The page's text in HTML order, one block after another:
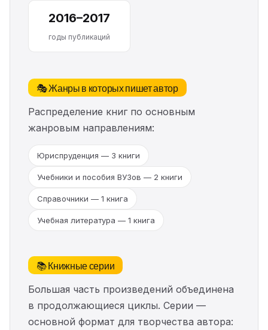
2016–2017
годы публикаций
🎭 Жанры в которых пишет автор
Распределение книг по основным
жанровым направлениям:
Юриспруденция — 3 книги
Учебники и пособия ВУЗов — 2 книги
Справочники — 1 книга
Учебная литература — 1 книга
📚 Книжные серии
Большая часть произведений объединена
в продолжающиеся циклы. Серии —
основной формат для творчества автора: